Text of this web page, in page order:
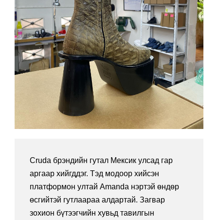
Cruda брэндийн гутал Мексик улсад гар
аргаар хийгддэг. Тэд модоор хийсэн
платформон ултай Amanda нэртэй өндөр
өсгийтэй гутлаараа алдартай. Загвар
зохион бүтээгчийн хувьд тавилгын